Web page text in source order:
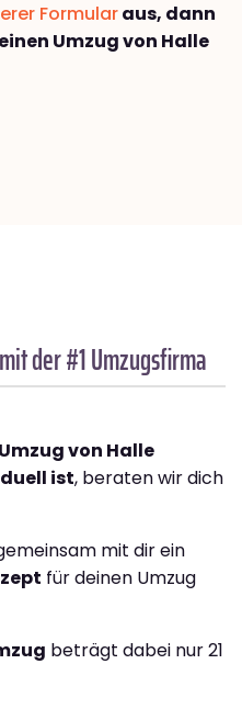
Formularaus, dann
Umzug von Halle
mit der #1 Umzugsfirma
von Halle
ist, beraten wir dich
mit dir ein
für deinen Umzug
beträgt dabei nur 21